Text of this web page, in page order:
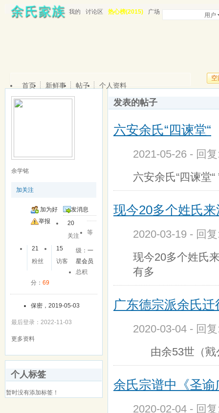
我的 讨论区 热心榜(2015) 广场 用户
空
首页 新鲜事 帖子 个人资料
余学铭
加关注
加为好
友
发消息
举报
20
关注
21
粉丝
15
访客
等
级：一
星会员
总积
分： 69
保密，2019-05-03
最后登录：2022-11-03
更多资料
个人标签
暂时没有添加标签！
发表的帖子
六安余氏“四谏堂“
2021-05-26 - 回
六安余氏“四谏堂
现今20多个姓氏
2020-03-19 - 回
现今20多个姓氏
有多
广东德宗派余氏迁
2020-03-04 - 回
由余53世（戭
余氏宗谱中《圣
2020-02-04 - 回